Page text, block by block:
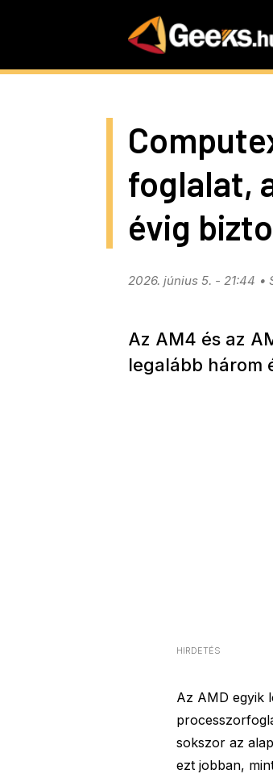
foglalat,
évig
2026. június 5. - 21:44
Az AM4 és az
legalább három
HIRDETÉS
Az AMD egyik
sokszor az
ezt jobban,